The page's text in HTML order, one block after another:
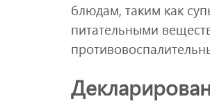
блюдам, таким как
питательными